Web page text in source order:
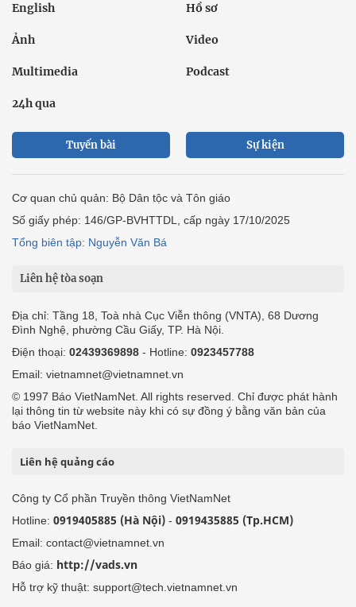
English Hồ sơ
Ảnh Video
Multimedia Podcast
24h qua
Tuyến bài Sự kiện
Cơ quan chủ quản: Bộ Dân tộc và Tôn giáo
Số giấy phép: 146/GP-BVHTTDL, cấp ngày 17/10/2025
Tổng biên tập: Nguyễn Văn Bá
Liên hệ tòa soạn
Địa chỉ: Tầng 18, Toà nhà Cục Viễn thông (VNTA), 68 Dương
Đình Nghệ, phường Cầu Giấy, TP. Hà Nội.
Điện thoại: 02439369898 - Hotline: 0923457788
Email: vietnamnet@vietnamnet.vn
© 1997 Báo VietNamNet. All rights reserved. Chỉ được phát hành
lại thông tin từ website này khi có sự đồng ý bằng văn bản của
báo VietNamNet.
Liên hệ quảng cáo
Công ty Cổ phần Truyền thông VietNamNet
Hotline: 0919405885 (Hà Nội) - 0919435885 (Tp.HCM)
Email: contact@vietnamnet.vn
Báo giá: http://vads.vn
Hỗ trợ kỹ thuật: support@tech.vietnamnet.vn